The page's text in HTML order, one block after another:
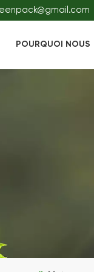
POURQUOI NOUS